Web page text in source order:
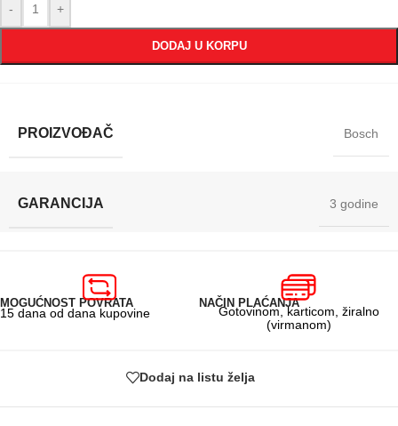
- +
DODAJ U KORPU
PROIZVOĐAČ Bosch
GARANCIJA 3 godine
MOGUĆNOST POVRATA
15 dana od dana kupovine
NAČIN PLAĆANJA
Gotovinom, karticom, žiralno
(virmanom)
Dodaj na listu želja